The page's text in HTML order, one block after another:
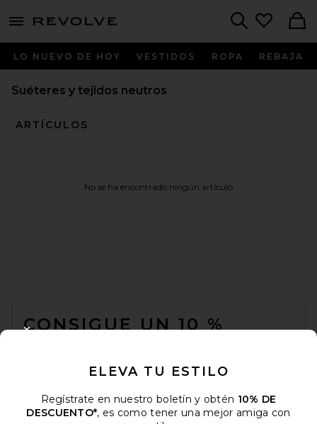
menu - shows more content
LO NUEVO DE HOY VESTIDOS ROPA REBAJA
Suéteres y tejidos neutros
ARTÍCULOS
No se ha encontrado ningún artículo
CONSIGUE UN 10 %
Cuando se suscribe a nuestro boletín enviando su correo
privacidad
ELEVA TU ESTILO
Regístrate en nuestro boletín y obtén 10% DE
DESCUENTO*, es como tener una mejor amiga con